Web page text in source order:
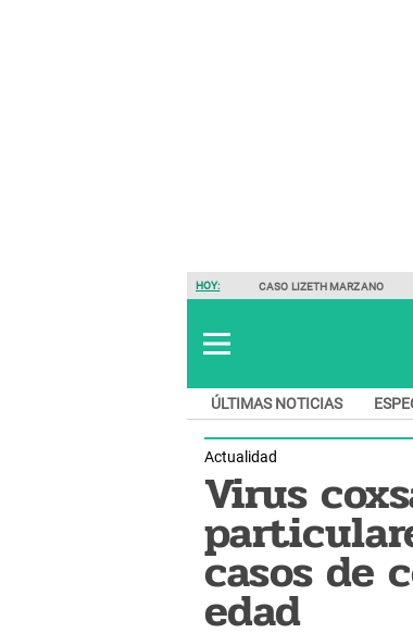
HOY: CASO LIZETH MARZANO
ÚLTIMAS NOTICIAS
Actualidad
Virus
casos de
edad